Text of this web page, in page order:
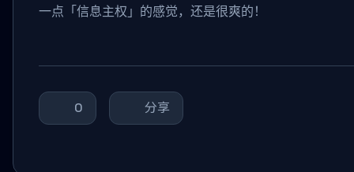
一点「信息主权」的感觉，还是很爽的！
0 分享